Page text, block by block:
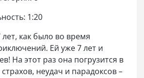
1:20
как было во время
Ей уже 7 лет и
На этот раз она погрузится в
неудач и парадоксов –